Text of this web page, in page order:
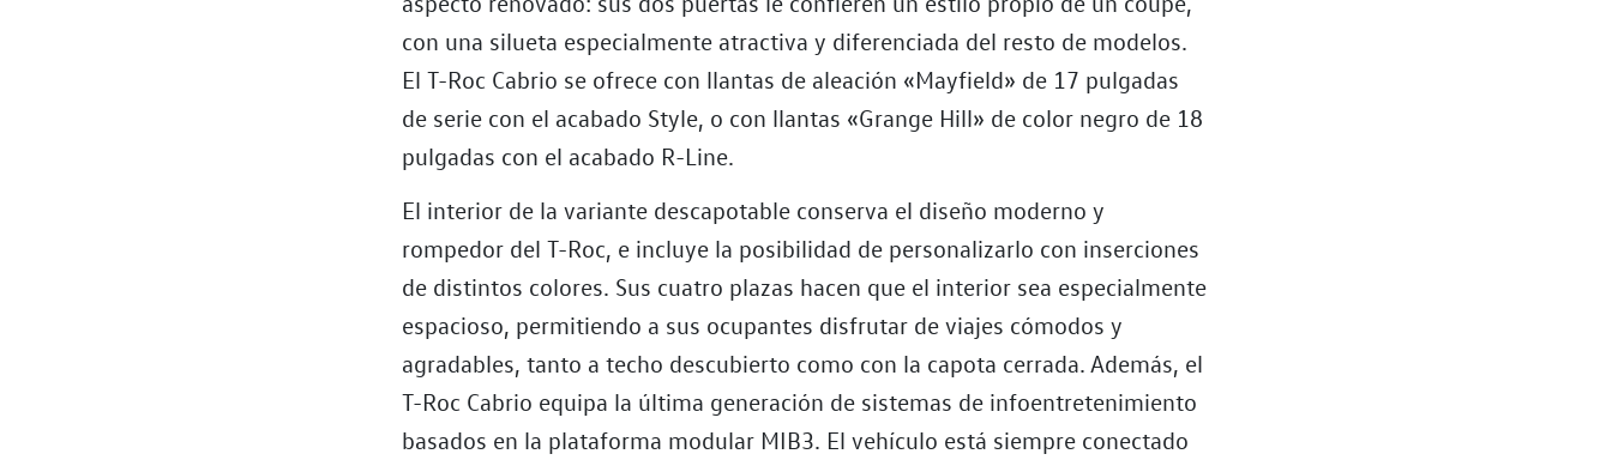
con una silueta especialmente atractiva y diferenciada del resto de modelos.
El T-Roc Cabrio se ofrece con llantas de aleación «Mayfield» de 17 pulgadas
de serie con el acabado Style, o con llantas «Grange Hill» de color negro de 18
pulgadas con el acabado R-Line.
El interior de la variante descapotable conserva el diseño moderno y
rompedor del T-Roc, e incluye la posibilidad de personalizarlo con inserciones
de distintos colores. Sus cuatro plazas hacen que el interior sea especialmente
espacioso, permitiendo a sus ocupantes disfrutar de viajes cómodos y
agradables, tanto a techo descubierto como con la capota cerrada. Además, el
T-Roc Cabrio equipa la última generación de sistemas de infoentretenimiento
basados en la plataforma modular MIB3. El vehículo está siempre conectado